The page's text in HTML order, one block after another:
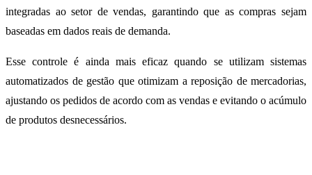
integradas ao setor de vendas, garantindo que as compras sejam
baseadas em dados reais de demanda.
Esse controle é ainda mais eficaz quando se utilizam sistemas
automatizados de gestão que otimizam a reposição de mercadorias,
ajustando os pedidos de acordo com as vendas e evitando o acúmulo
de produtos desnecessários.